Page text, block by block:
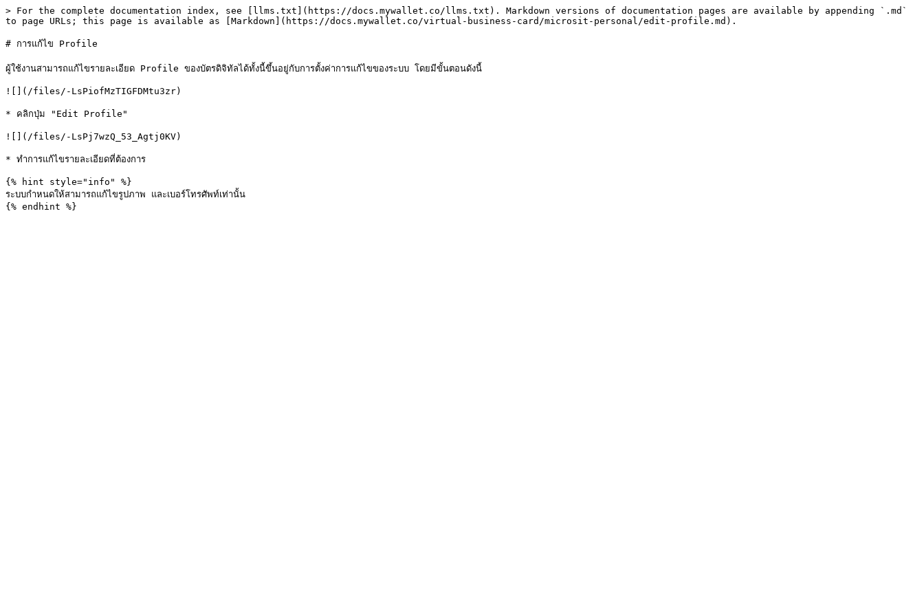
> For the complete documentation index, see [llms.txt](https://docs.mywallet.co/llms.txt). Markdown versions of documentation pages are available by appending `.md`
to page URLs; this page is available as [Markdown](https://docs.mywallet.co/virtual-business-card/microsit-personal/edit-profile.md).
# การแก้ไข Profile
ผู้ใช้งานสามารถแก้ไขรายละเอียด Profile ของบัตรดิจิทัลได้ทั้งนี้ขึ้นอยู่กับการตั้งค่าการแก้ไขของระบบ โดยมีขั้นตอนดังนี้
![](/files/-LsPiofMzTIGFDMtu3zr)
* คลิกปุ่ม "Edit Profile"
![](/files/-LsPj7wzQ_53_Agtj0KV)
* ทำการแก้ไขรายละเอียดที่ต้องการ
{% hint style="info" %}
ระบบกำหนดให้สามารถแก้ไขรูปภาพ และเบอร์โทรศัพท์เท่านั้น